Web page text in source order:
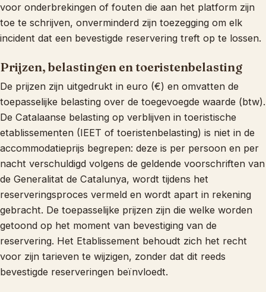
voor onderbrekingen of fouten die aan het platform zijn
toe te schrijven, onverminderd zijn toezegging om elk
incident dat een bevestigde reservering treft op te lossen.
Prijzen, belastingen en toeristenbelasting
De prijzen zijn uitgedrukt in euro (€) en omvatten de
toepasselijke belasting over de toegevoegde waarde (btw).
De Catalaanse belasting op verblijven in toeristische
etablissementen (IEET of toeristenbelasting) is niet in de
accommodatieprijs begrepen: deze is per persoon en per
nacht verschuldigd volgens de geldende voorschriften van
de Generalitat de Catalunya, wordt tijdens het
reserveringsproces vermeld en wordt apart in rekening
gebracht. De toepasselijke prijzen zijn die welke worden
getoond op het moment van bevestiging van de
reservering. Het Etablissement behoudt zich het recht
voor zijn tarieven te wijzigen, zonder dat dit reeds
bevestigde reserveringen beïnvloedt.